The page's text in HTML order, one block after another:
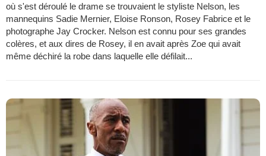
où s'est déroulé le drame se trouvaient le styliste Nelson, les
mannequins Sadie Mernier, Eloise Ronson, Rosey Fabrice et le
photographe Jay Crocker. Nelson est connu pour ses grandes
colères, et aux dires de Rosey, il en avait après Zoe qui avait
même déchiré la robe dans laquelle elle défilait...